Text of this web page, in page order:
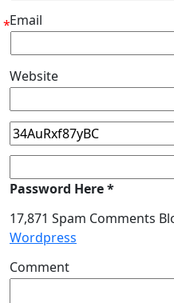
Email
*
Website
Password Here *
17,871 Spam Comments
Wordpress
Comment